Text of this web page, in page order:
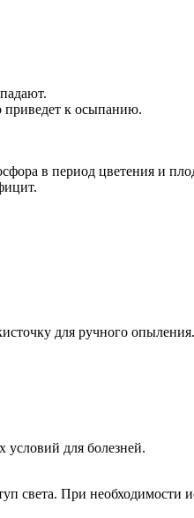
приведет к осыпанию.
в период цветения и
для ручного
для болезней.
света. При необходимости